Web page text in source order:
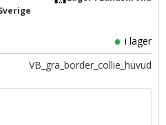
i lager
VB_gra_border_collie_huvud